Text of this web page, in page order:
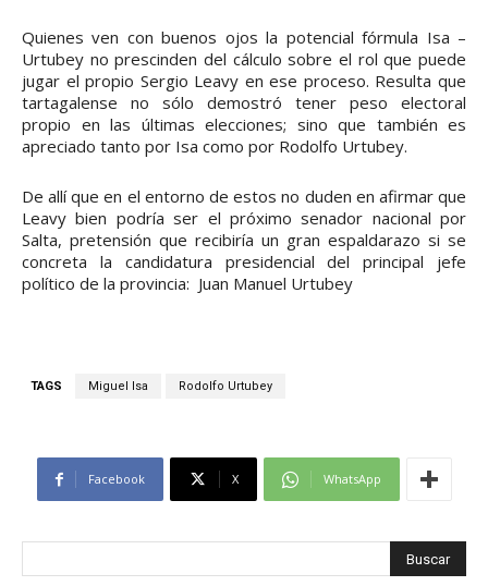
Quienes ven con buenos ojos la potencial fórmula Isa –
Urtubey no prescinden del cálculo sobre el rol que puede
jugar el propio Sergio Leavy en ese proceso. Resulta que
tartagalense no sólo demostró tener peso electoral
propio en las últimas elecciones; sino que también es
apreciado tanto por Isa como por Rodolfo Urtubey.
De allí que en el entorno de estos no duden en afirmar que
Leavy bien podría ser el próximo senador nacional por
Salta, pretensión que recibiría un gran espaldarazo si se
concreta la candidatura presidencial del principal jefe
político de la provincia: Juan Manuel Urtubey
TAGS Miguel Isa Rodolfo Urtubey
Facebook X WhatsApp